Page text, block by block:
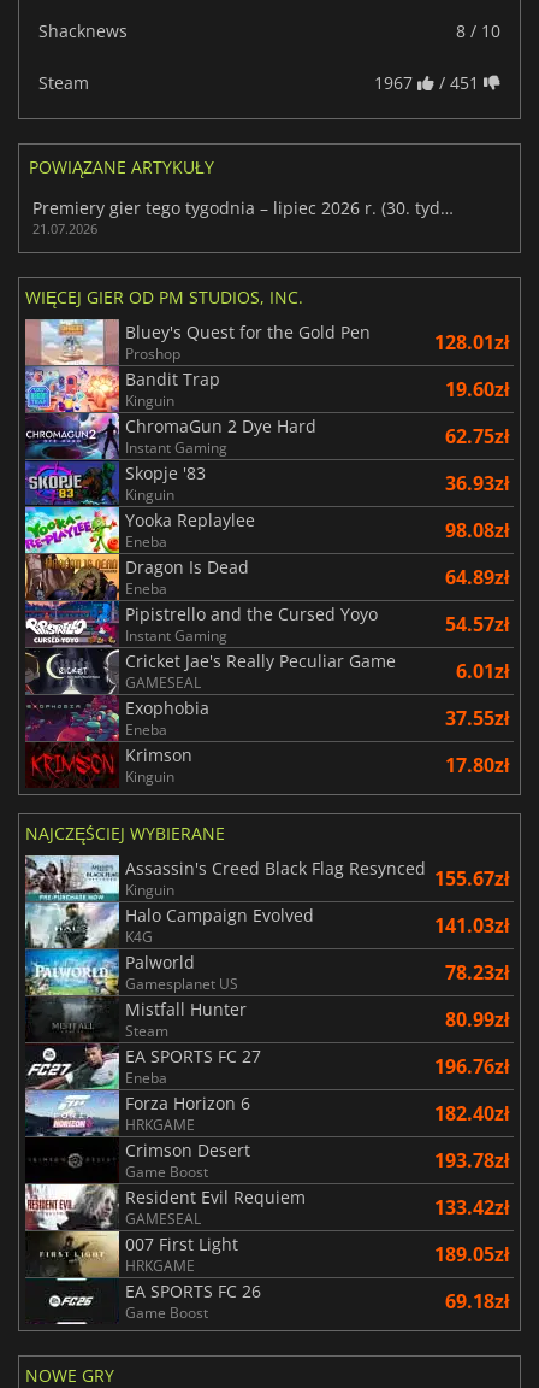
Shacknews 8 / 10
Steam 1967 / 451
POWIĄZANE ARTYKUŁY
Premiery gier tego tygodnia – lipiec 2026 r. (30. tydzień)
21.07.2026
WIĘCEJ GIER OD PM STUDIOS, INC.
Bluey's Quest for the Gold Pen
Proshop 128.01zł
Bandit Trap
Kinguin 19.60zł
ChromaGun 2 Dye Hard
Instant Gaming 62.75zł
Skopje '83
Kinguin 36.93zł
Yooka Replaylee
Eneba 98.08zł
Dragon Is Dead
Eneba 64.89zł
Pipistrello and the Cursed Yoyo
Instant Gaming 54.57zł
Cricket Jae's Really Peculiar Game
GAMESEAL 6.01zł
Exophobia
Eneba 37.55zł
Krimson
Kinguin 17.80zł
NAJCZĘŚCIEJ WYBIERANE
Assassin's Creed Black Flag Resynced
Kinguin 155.67zł
Halo Campaign Evolved
K4G 141.03zł
Palworld
Gamesplanet US 78.23zł
Mistfall Hunter
Steam 80.99zł
EA SPORTS FC 27
Eneba 196.76zł
Forza Horizon 6
HRKGAME 182.40zł
Crimson Desert
Game Boost 193.78zł
Resident Evil Requiem
GAMESEAL 133.42zł
007 First Light
HRKGAME 189.05zł
EA SPORTS FC 26
Game Boost 69.18zł
NOWE GRY